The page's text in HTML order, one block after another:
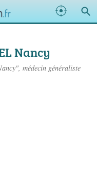
Nancy
médecin généraliste